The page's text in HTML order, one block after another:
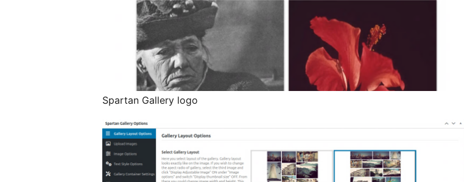
Spartan Gallery logo